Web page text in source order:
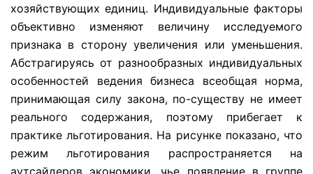
хозяйствующих единиц. Индивидуальные факторы
объективно изменяют величину исследуемого
признака в сторону увеличения или уменьшения.
Абстрагируясь от разнообразных индивидуальных
особенностей ведения бизнеса всеобщая норма,
принимающая силу закона, по-существу не имеет
реального содержания, поэтому прибегает к
практике льготирования. На рисунке показано, что
режим льготирования распространяется на
аутсайдеров экономики, чье появление в группе